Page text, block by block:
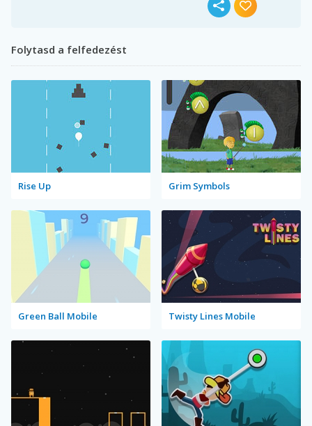
Folytasd a felfedezést
Rise Up Grim Symbols
Green Ball Mobile Twisty Lines Mobile